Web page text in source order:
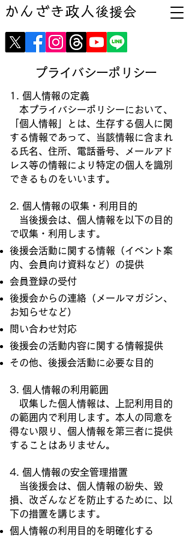
かんざき政人 後援会
プライバシーポリシー
1. 個人情報の定義
本プライバシーポリシーにおいて、
「個人情報」とは、生存する個人に関
する情報であって、当該情報に含まれ
る氏名、住所、電話番号、メールアド
レス等の情報により特定の個人を識別
できるものをいいます。
2. 個人情報の収集・利用目的
当後援会は、個人情報を以下の目的
で収集・利用します。
後援会活動に関する情報（イベント案
内、会員向け資料など）の提供
会員登録の受付
後援会からの連絡（メールマガジン、
お知らせなど）
問い合わせ対応
後援会の活動内容に関する情報提供
その他、後援会活動に必要な目的
3. 個人情報の利用範囲
収集した個人情報は、上記利用目的
の範囲内で利用します。本人の同意を
得ない限り、個人情報を第三者に提供
することはありません。
4 . 個人情報の安全管理措置
当後援会は、個人情報の紛失、毀
損、改ざんなどを防止するために、以
下の措置を講じます。
個人情報の利用目的を明確化する